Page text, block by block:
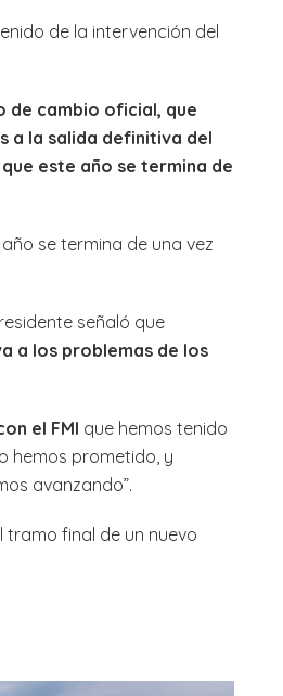
de la intervención del
de cambio oficial, que
a la salida definitiva del
este año se termina de
se termina de una vez
señaló que
a los problemas de los
el FMI que hemos tenido
hemos prometido, y
avanzando”.
tramo final de un nuevo